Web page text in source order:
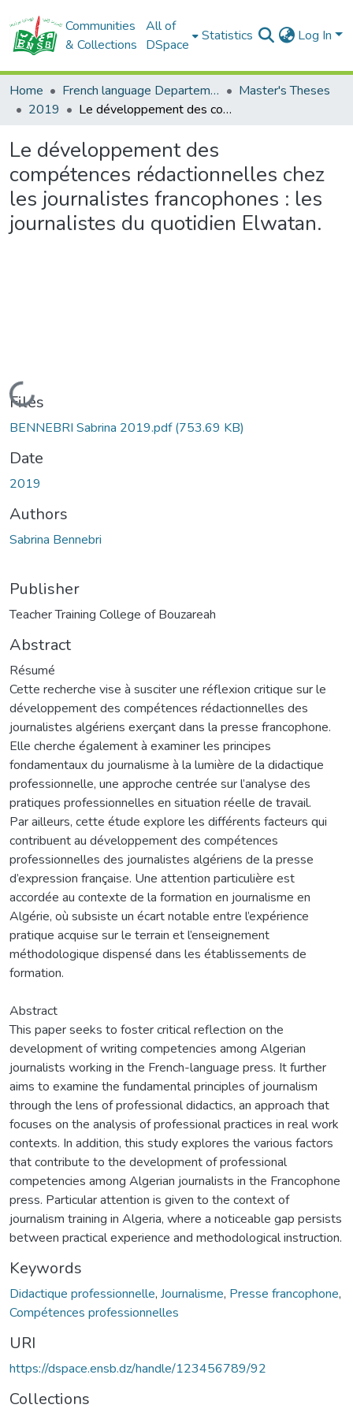
Communities
& Collections
All of
DSpace
Statistics Log In
Home French language Departement
Master's Theses
2019
Le développement des compétences rédactionnelles chez les journalistes francophones : les journalistes du quotidien Elwatan.
Le développement des
compétences rédactionnelles chez
les journalistes francophones : les
journalistes du quotidien Elwatan.
Loading...
Files
BENNEBRI Sabrina 2019.pdf(753.69 KB)
Date
2019
Authors
Sabrina Bennebri
Publisher
Teacher Training College of Bouzareah
Abstract
Résumé
Cette recherche vise à susciter une réflexion critique sur le
développement des compétences rédactionnelles des
journalistes algériens exerçant dans la presse francophone.
Elle cherche également à examiner les principes
fondamentaux du journalisme à la lumière de la didactique
professionnelle, une approche centrée sur l’analyse des
pratiques professionnelles en situation réelle de travail.
Par ailleurs, cette étude explore les différents facteurs qui
contribuent au développement des compétences
professionnelles des journalistes algériens de la presse
d’expression française. Une attention particulière est
accordée au contexte de la formation en journalisme en
Algérie, où subsiste un écart notable entre l’expérience
pratique acquise sur le terrain et l’enseignement
méthodologique dispensé dans les établissements de
formation.
Abstract
This paper seeks to foster critical reflection on the
development of writing competencies among Algerian
journalists working in the French-language press. It further
aims to examine the fundamental principles of journalism
through the lens of professional didactics, an approach that
focuses on the analysis of professional practices in real work
contexts. In addition, this study explores the various factors
that contribute to the development of professional
competencies among Algerian journalists in the Francophone
press. Particular attention is given to the context of
journalism training in Algeria, where a noticeable gap persists
between practical experience and methodological instruction.
Keywords
Didactique professionnelle, Journalisme, Presse francophone,
Compétences professionnelles
URI
https://dspace.ensb.dz/handle/123456789/92
Collections